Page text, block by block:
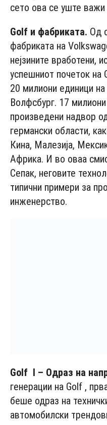
сето ова се уште важи
Golf и фабриката. Од
фабриката на
нејзините вработени,
успешниот почеток
20 милиони единици
Волфсбург. 17
произведени надвор
германски области,
Кина, Малезија,
Африка. И во оваа
Сепак, неговите
типични примери за
инженерство.
Golf – Одраз на
генерации на Golf ,
беше одраз на
автомобилски